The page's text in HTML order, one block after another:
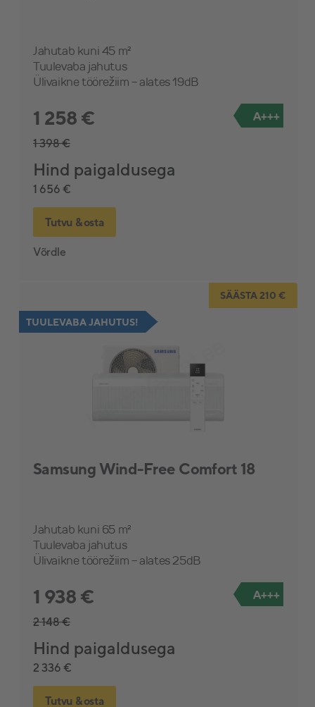
Jahutab kuni 45 m²
Tuulevaba jahutus
Ülivaikne töörežiim - alates 19dB
1 258 €
1 398 €
Hind paigaldusega
1 656 €
A+++
Tutvu & osta
Võrdle
SÄÄSTA 210 €
TUULEVABA JAHUTUS!
Samsung Wind-Free Comfort 18
Jahutab kuni 65 m²
Tuulevaba jahutus
Ülivaikne töörežiim - alates 25dB
1 938 €
2 148 €
Hind paigaldusega
2 336 €
A+++
Tutvu & osta